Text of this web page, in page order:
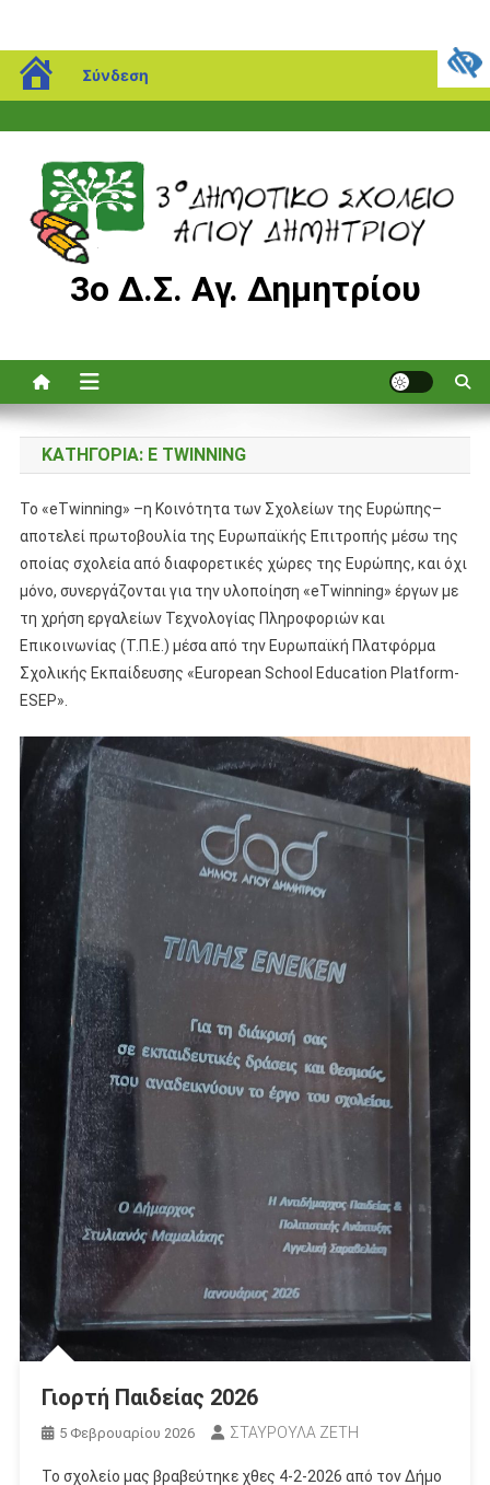
blogs.sch.gr
Σύνδεση
Μεταπηδήστε
στο
3ο Δ.Σ. Αγ. Δημητρίου
ΚΑΤΗΓΟΡΊΑ: E TWINNING
Το «eTwinning» –η Κοινότητα των Σχολείων της Ευρώπης–
αποτελεί πρωτοβουλία της Ευρωπαϊκής Επιτροπής μέσω της
οποίας σχολεία από διαφορετικές χώρες της Ευρώπης, και όχι
μόνο, συνεργάζονται για την υλοποίηση «eTwinning» έργων με
τη χρήση εργαλείων Τεχνολογίας Πληροφοριών και
Επικοινωνίας (Τ.Π.Ε.) μέσα από την Ευρωπαϊκή Πλατφόρμα
Σχολικής Εκπαίδευσης «European School Education Platform-
ESEP».
Γιορτή Παιδείας 2026
5 Φεβρουαρίου 2026 ΣΤΑΥΡΟΥΛΑ ΖΕΤΗ
Το σχολείο μας βραβεύτηκε χθες 4-2-2026 από τον Δήμο